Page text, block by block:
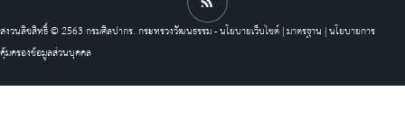
สงวนลิขสิทธิ์ © 2563 กรมศิลปากร. กระทรวงวัฒนธรรม -นโยบายเว็บไซต์|มาตรฐาน |นโยบายการ
คุ้มครองข้อมูลส่วนบุคคล